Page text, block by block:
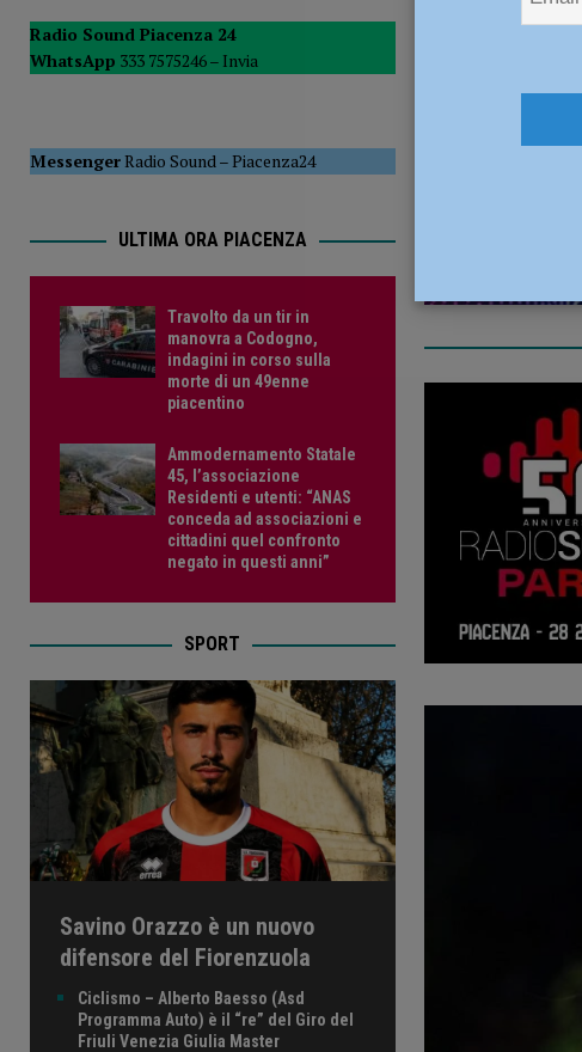
CRONACA PIACENZA
[ 4 Agosto 2026 ] Ondate di calore, Laura Chiappa di
Radio Sound Piacenza 24
WhatsApp 333 7575246 – Invia
MessengerRadio Sound–Piacenza24
ULTIMA ORA PIACENZA
Travolto da un tir in
manovra a Codogno,
indagini in corso sulla
morte di un 49enne
piacentino
Ammodernamento Statale
45, l’associazione
Residenti e utenti: “ANAS
conceda ad associazioni e
cittadini quel confronto
negato in questi anni”
SPORT
Savino Orazzo è un nuovo
difensore del Fiorenzuola
Ciclismo – Alberto Baesso (Asd
Programma Auto) è il “re” del Giro del
Friuli Venezia Giulia Master